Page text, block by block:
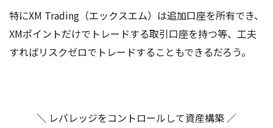
特にXM Trading（エックスエム）は追加口座を所有でき、
XMポイントだけでトレードする取引口座を持つ等、工夫
すればリスクゼロでトレードすることもできるだろう。
＼ レバレッジをコントロールして資産構築 ／